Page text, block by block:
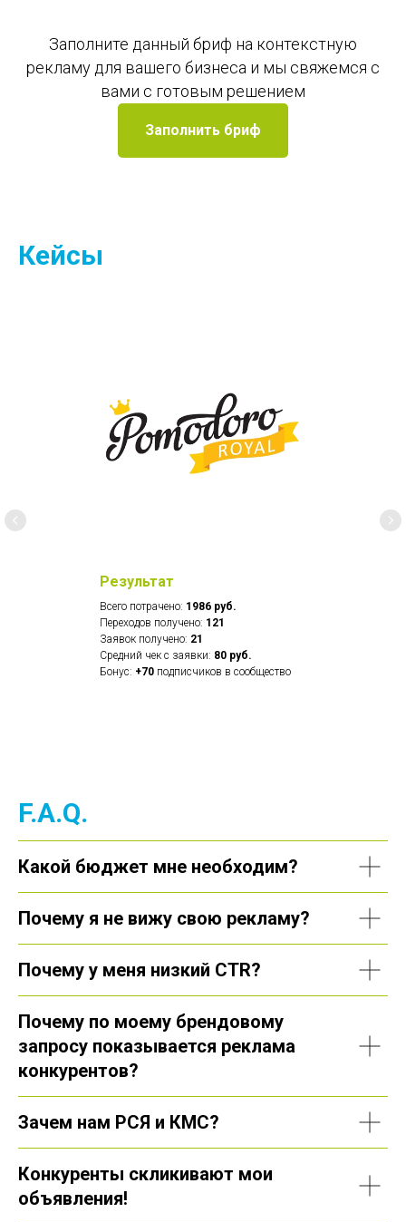
Заполните данный бриф на контекстную
рекламу для вашего бизнеса и мы свяжемся с
вами с готовым решением
Заполнить бриф
Кейсы
Результат
Всего потрачено: 1986 руб.
Переходов получено: 121
Заявок получено: 21
Средний чек с заявки: 80 руб.
Бонус: +70 подписчиков в сообщество
F.A.Q.
Какой бюджет мне необходим?
Почему я не вижу свою рекламу?
Почему у меня низкий CTR?
Почему по моему брендовому
запросу показывается реклама
конкурентов?
Зачем нам РСЯ и КМС?
Конкуренты скликивают мои
объявления!